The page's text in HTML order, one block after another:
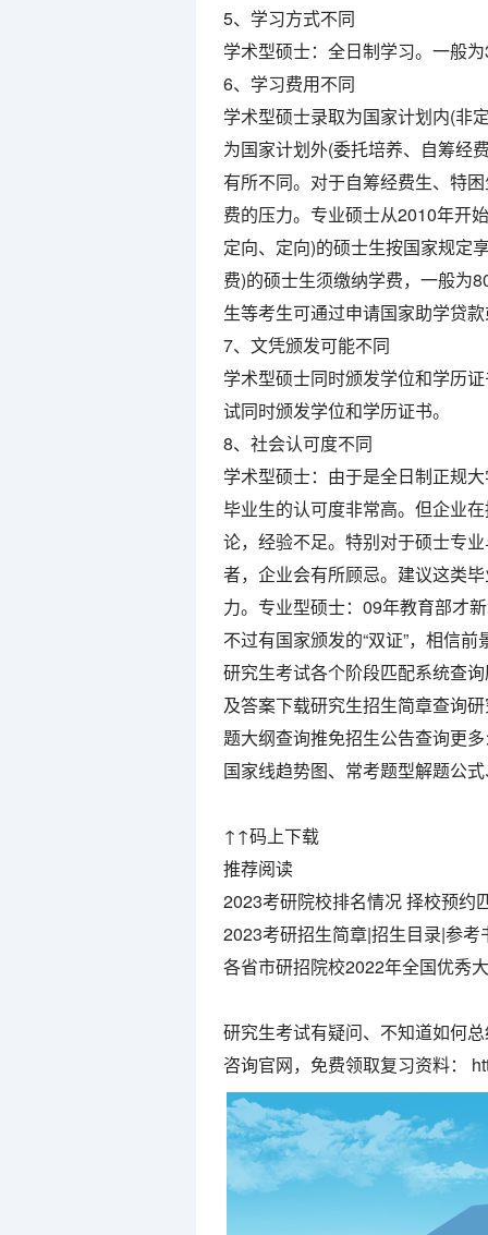
5、学习方式不同
学术型硕士：全日制学习。一般
6、学习费用不同
学术型硕士录取为国家计划内(非
为国家计划外(委托培养、自筹经
有所不同。对于自筹经费生、特
费的压力。专业硕士从2010年开
定向、定向)的硕士生按国家规定
费)的硕士生须缴纳学费，一般为
生等考生可通过申请国家助学贷
7、文凭颁发可能不同
学术型硕士同时颁发学位和学历
试同时颁发学位和学历证书。
8、社会认可度不同
学术型硕士：由于是全日制正规
毕业生的认可度非常高。但企业
论，经验不足。特别对于硕士专
者，企业会有所顾忌。建议这类
力。专业型硕士：09年教育部才
不过有国家颁发的“双证”，相信前
研究生考试各个阶段匹配系统查
及答案下载研究生招生简章查询
题大纲查询推免招生公告查询更
国家线趋势图、常考题型解题公
↑↑码上下载
推荐阅读
2023考研院校排名情况 择校预约
2023考研招生简章|招生目录|参考
各省市研招院校2022年全国优秀
研究生考试有疑问、不知道如何
咨询官网，免费领取复习资料：